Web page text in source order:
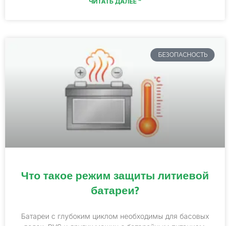
БЕЗОПАСНОСТЬ
Что такое режим защиты литиевой
батареи?
Батареи с глубоким циклом необходимы для басовых